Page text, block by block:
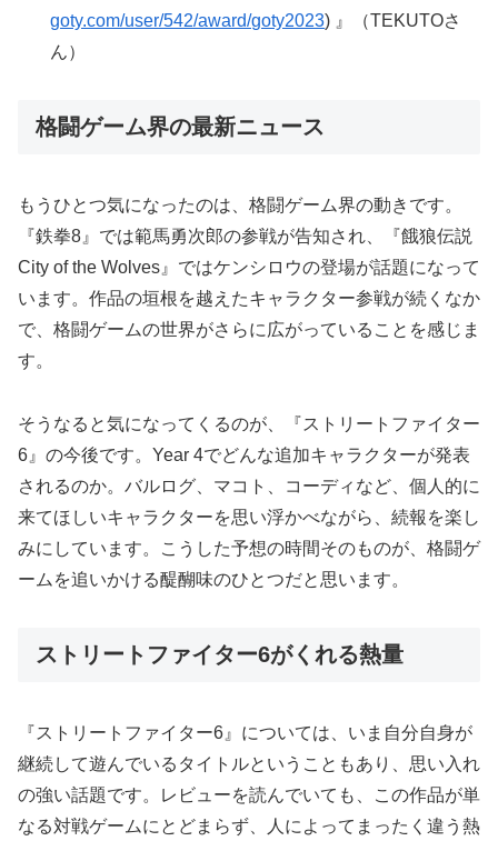
goty.com/user/542/award/goty2023) 』（TEKUTOさ
ん）
格闘ゲーム界の最新ニュース
もうひとつ気になったのは、格闘ゲーム界の動きです。
『鉄拳8』では範馬勇次郎の参戦が告知され、『餓狼伝説
City of the Wolves』ではケンシロウの登場が話題になって
います。作品の垣根を越えたキャラクター参戦が続くなか
で、格闘ゲームの世界がさらに広がっていることを感じま
す。
そうなると気になってくるのが、『ストリートファイター
6』の今後です。Year 4でどんな追加キャラクターが発表
されるのか。バルログ、マコト、コーディなど、個人的に
来てほしいキャラクターを思い浮かべながら、続報を楽し
みにしています。こうした予想の時間そのものが、格闘ゲ
ームを追いかける醍醐味のひとつだと思います。
ストリートファイター6がくれる熱量
『ストリートファイター6』については、いま自分自身が
継続して遊んでいるタイトルということもあり、思い入れ
の強い話題です。レビューを読んでいても、この作品が単
なる対戦ゲームにとどまらず、人によってまったく違う熱